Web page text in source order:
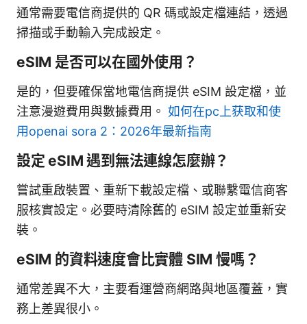
通常需要電信商提供的 QR 碼或設定檔連結，透過
掃描或手動輸入完成設定。
eSIM 是否可以在國外使用？
是的，但要確保當地電信商提供 eSIM 設定檔，並
注意漫遊費用與數據費用。 如何在pc上获取和使
用openai sora 2：2026年最新指南
設定 eSIM 遇到無法連線怎麼辦？
嘗試重啟裝置、重新下載設定檔、或聯繫電信商客
服核實設定。必要時清除舊的 eSIM 設定並重新安
裝。
eSIM 的資料速度會比實體 SIM 慢嗎？
通常差異不大，主要看運營商網路與地區覆蓋，實
務上差異很小。